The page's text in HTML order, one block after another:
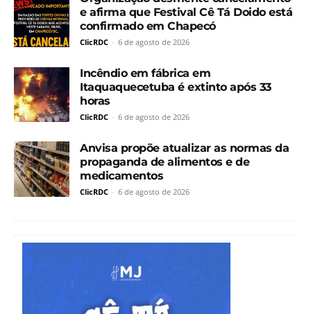
e afirma que Festival Cê Tá Doido está
confirmado em Chapecó
ClicRDC - 6 de agosto de 2026
Incêndio em fábrica em
Itaquaquecetuba é extinto após 33
horas
ClicRDC - 6 de agosto de 2026
Anvisa propõe atualizar as normas da
propaganda de alimentos e de
medicamentos
ClicRDC - 6 de agosto de 2026